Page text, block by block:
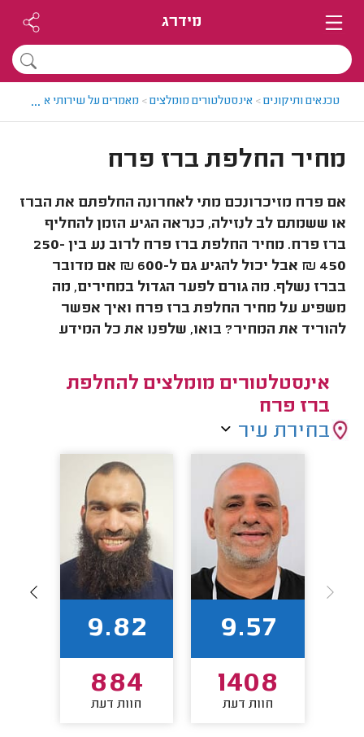
מידרג
טכנאים ותיקונים> אינסטלטורים מומלצים> מאמרים על שירותי ...
מחיר החלפת ברז פרח
אם פרח מזיכרונכם מתי לאחרונה החלפתם את הברז
או ששמתם לב לנזילה, כנראה הגיע הזמן להחליף
ברז פרח. מחיר החלפת ברז פרח לרוב נע בין 250-
450 ₪ אבל יכול להגיע גם ל-600 ₪ אם מדובר
בברז נשלף. מה גורם לפער הגדול במחירים, מה
משפיע על מחיר החלפת ברז פרח ואיך אפשר
להוריד את המחיר? בואו, שלפנו את כל המידע
אינסטלטורים מומלצים להחלפת
ברז פרח
בחירת עיר
9.57
1408
חוות דעת
9.82
884
חוות דעת